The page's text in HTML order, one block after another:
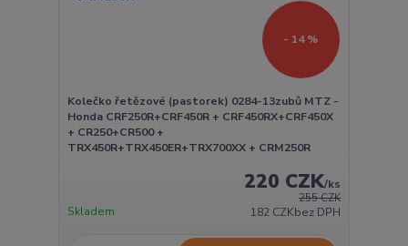
- 14 %
Kolečko řetězové (pastorek) 0284-13zubů MTZ -
Honda CRF250R+CRF450R + CRF450RX+CRF450X
+ CR250+CR500 +
TRX450R+TRX450ER+TRX700XX + CRM250R
255 CZK
220 CZK/ks
182 CZKbez DPH
Skladem